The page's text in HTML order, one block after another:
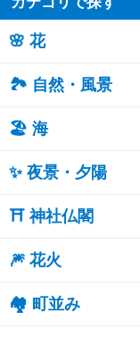
🌸 花
🏞️ 自然・風景
🏖 海
✨ 夜景・夕陽
⛩ 神社仏閣
🎆 花火
🏘 町並み